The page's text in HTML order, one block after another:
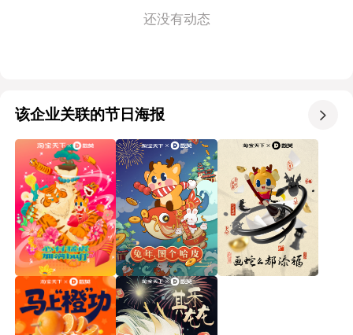
还没有动态
该企业关联的节日海报 